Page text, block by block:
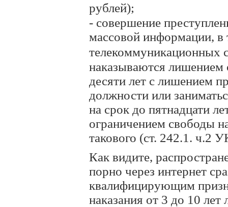
рублей);
- совершение
массовой информации,
телекоммуникационных
наказываются лишением
десяти лет с лишением
должности или
на срок до пятнадцати
ограничением свободы
такового (ст. 242.1. ч.2
Как видите,
порно через интернет
квалифицирующим
наказания от 3 до 10